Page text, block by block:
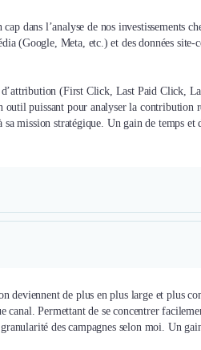
dans l’analyse de nos investissements
(Google, Meta, etc.) et des données
(First Click, Last Paid Click,
outil puissant pour analyser la contribution
mission stratégique. Un gain de temps et
deviennent de plus en plus large et plus
Permettant de se concentrer
des campagnes selon moi. Un